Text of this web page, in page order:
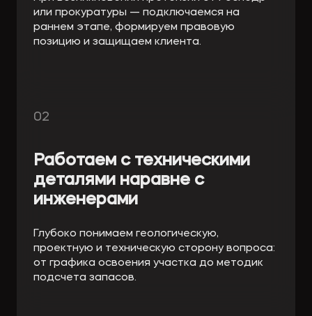
или прокуратуры — подключаемся на
раннем этапе, формируем правовую
позицию и защищаем клиента.
02
Работаем с техническими
деталями наравне с
инженерами
Глубоко понимаем геологическую,
проектную и техническую сторону вопроса:
от графика освоения участка до методик
подсчета запасов.